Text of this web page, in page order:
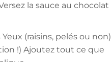
la sauce au chocolat
(raisins, pelés ou non)
!) Ajoutez tout ce que